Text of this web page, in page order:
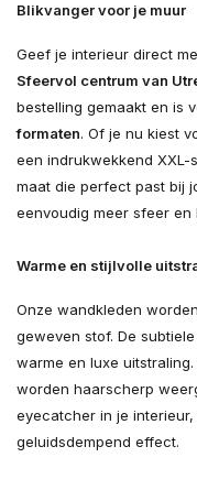
Blikvanger voor je muur
Geef je interieur direct
Sfeervol centrum van
bestelling gemaakt en is
formaten. Of je nu kiest
een indrukwekkend XXL-
maat die perfect past bij
eenvoudig meer sfeer en
Warme en stijlvolle
Onze wandkleden
geweven stof. De
warme en luxe
worden haarscherp
eyecatcher in je
geluidsdempend effect.